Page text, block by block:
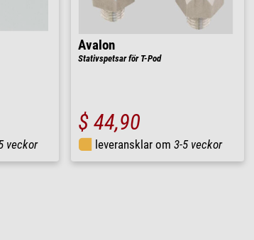
veckor
Avalon
Stativspetsar för T-Pod
$ 44,90
leveransklar om 3-5 veckor